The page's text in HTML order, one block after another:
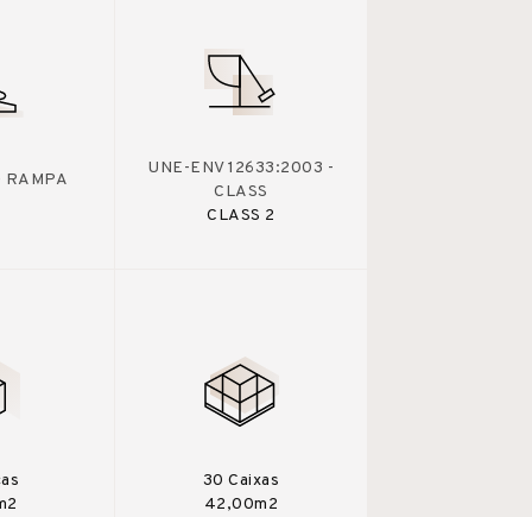
RAMPA
UNE-ENV 12633:2003 -
CLASS
CLASS 2
30 Caixas
42,00m2